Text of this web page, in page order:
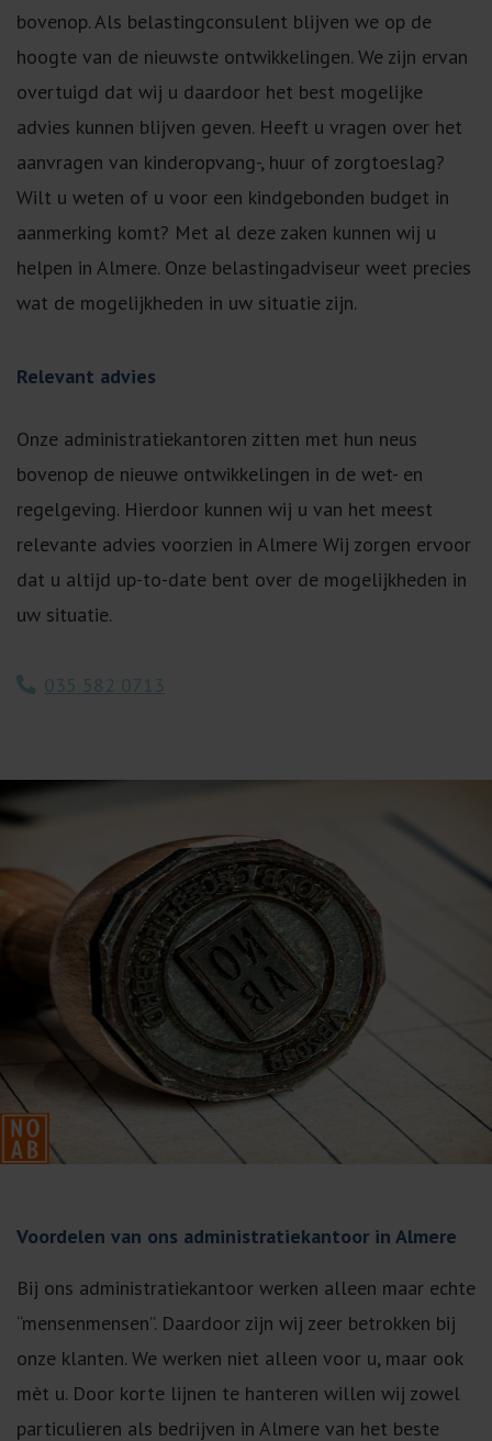
bovenop. Als belastingconsulent blijven we op de
hoogte van de nieuwste ontwikkelingen. We zijn ervan
overtuigd dat wij u daardoor het best mogelijke
advies kunnen blijven geven. Heeft u vragen over het
aanvragen van kinderopvang-, huur of zorgtoeslag?
Wilt u weten of u voor een kindgebonden budget in
aanmerking komt? Met al deze zaken kunnen wij u
helpen in Almere. Onze belastingadviseur weet precies
wat de mogelijkheden in uw situatie zijn.
Relevant advies
Onze administratiekantoren zitten met hun neus
bovenop de nieuwe ontwikkelingen in de wet- en
regelgeving. Hierdoor kunnen wij u van het meest
relevante advies voorzien in Almere Wij zorgen ervoor
dat u altijd up-to-date bent over de mogelijkheden in
uw situatie.
035 582 0713
Voordelen van ons administratiekantoor in Almere
Bij ons administratiekantoor werken alleen maar echte
“mensenmensen”. Daardoor zijn wij zeer betrokken bij
onze klanten. We werken niet alleen voor u, maar ook
mèt u. Door korte lijnen te hanteren willen wij zowel
particulieren als bedrijven in Almere van het beste